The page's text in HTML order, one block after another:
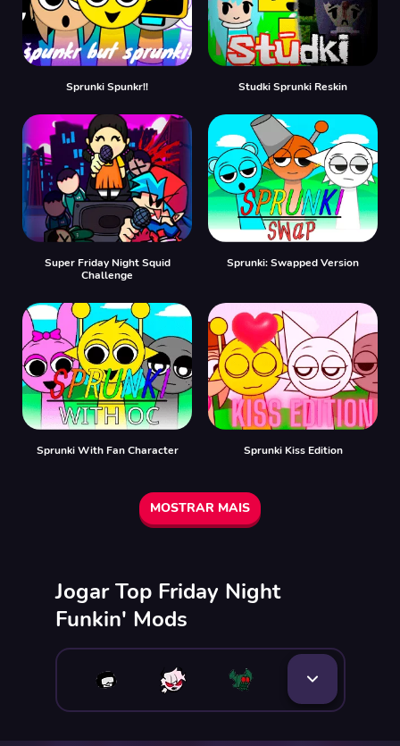
Sprunki Spunkr!! Studki Sprunki Reskin
Super Friday Night Squid
Challenge
Sprunki: Swapped Version
Sprunki With Fan Character Sprunki Kiss Edition
MOSTRAR MAIS
Jogar Top Friday Night
Funkin' Mods